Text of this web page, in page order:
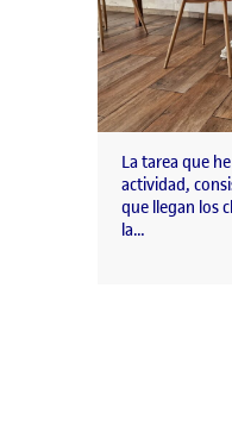
La tarea que
actividad,
que llegan los
la…